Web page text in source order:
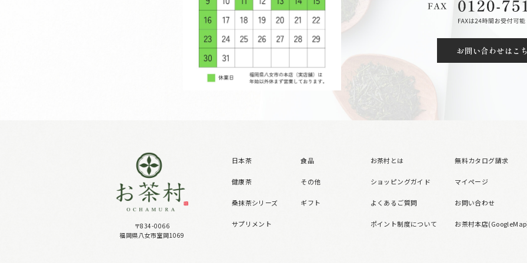
お問い合わせはこ
〒834-0066
福岡県八女市室岡1069
日本茶
健康茶
桑抹茶シリーズ
サプリメント
食品
その他
ギフト
お茶村とは
ショッピングガイド
よくあるご質問
ポイント制度について
無料カタログ請求
マイページ
お問い合わせ
お茶村本店